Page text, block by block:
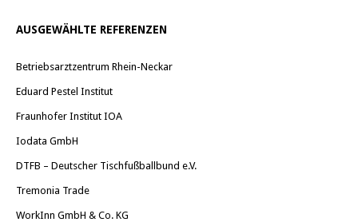
AUSGEWÄHLTE REFERENZEN
Betriebsarztzentrum Rhein-Neckar
Eduard Pestel Institut
Fraunhofer Institut IOA
Iodata GmbH
DTFB – Deutscher Tischfußballbund e.V.
Tremonia Trade
WorkInn GmbH & Co. KG